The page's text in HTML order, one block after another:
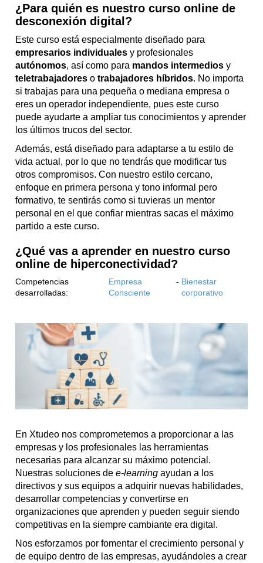
¿Para quién es nuestro curso online de
desconexión digital?
Este curso está especialmente diseñado para
empresarios individuales y profesionales
autónomos, así como para mandos intermedios y
teletrabajadores otrabajadores híbridos. No importa
si trabajas para una pequeña o mediana empresa o
eres un operador independiente, pues este curso
puede ayudarte a ampliar tus conocimientos y aprender
los últimos trucos del sector.
Además, está diseñado para adaptarse a tu estilo de
vida actual, por lo que no tendrás que modificar tus
otros compromisos. Con nuestro estilo cercano,
enfoque en primera persona y tono informal pero
formativo, te sentirás como si tuvieras un mentor
personal en el que confiar mientras sacas el máximo
partido a este curso.
¿Qué vas a aprender en nuestro curso
online de hiperconectividad?
Competencias
desarrolladas:
Empresa
Consciente
- Bienestar
corporativo
En Xtudeo nos comprometemos a proporcionar a las
empresas y los profesionales las herramientas
necesarias para alcanzar su máximo potencial.
Nuestras soluciones dee-learning ayudan a los
directivos y sus equipos a adquirir nuevas habilidades,
desarrollar competencias y convertirse en
organizaciones que aprenden y pueden seguir siendo
competitivas en la siempre cambiante era digital.
Nos esforzamos por fomentar el crecimiento personal y
de equipo dentro de las empresas, ayudándoles a crear